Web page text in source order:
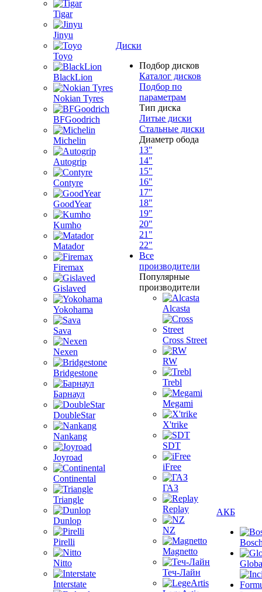
Tigar
Jinyu
Toyo
BlackLion
Nokian Tyres
BFGoodrich
Michelin
Autogrip
Contyre
GoodYear
Kumho
Matador
Firemax
Gislaved
Yokohama
Sava
Nexen
Bridgestone
Барнаул
DoubleStar
Nankang
Joyroad
Continental
Triangle
Dunlop
Pirelli
Nitto
Interstate
Диски
Подбор дисков
Каталог дисков
Подбор по
параметрам
Тип диска
Литые диски
Стальные диски
Диаметр обода
13"
14"
15"
16"
17"
18"
19"
20"
21"
22"
Все
производители
Популярные
производители
Alcasta
Cross Street
RW
Trebl
Megami
X'trike
SDT
iFree
ГАЗ
Replay
NZ
Magnetto
Теч-Лайн
АКБ